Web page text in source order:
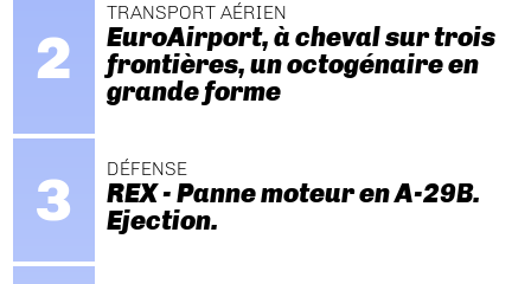
TRANSPORT AÉRIEN
EuroAirport, à cheval sur trois
frontières, un octogénaire en
grande forme
DÉFENSE
REX - Panne moteur en A-29B.
Ejection.